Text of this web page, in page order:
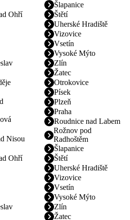
Ohří
Šlapanice
Štětí
Uherské Hradiště
Vizovice
Vsetín
Vysoké Mýto
Zlín
Žatec
Nisou
Ohří
Otrokovice
Písek
Plzeň
Praha
Roudnice nad Labem
Rožnov pod
Radhoštěm
Šlapanice
Štětí
Uherské Hradiště
Vizovice
Vsetín
Vysoké Mýto
Zlín
Žatec